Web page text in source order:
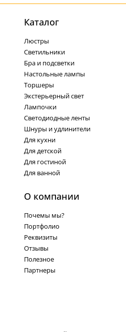
Каталог
Люстры
Светильники
Бра и подсветки
Настольные лампы
Торшеры
Экстерьерный свет
Лампочки
Светодиодные ленты
Шнуры и удлинители
Для кухни
Для детской
Для гостиной
Для ванной
О компании
Почемы мы?
Портфолио
Реквизиты
Отзывы
Полезное
Партнеры